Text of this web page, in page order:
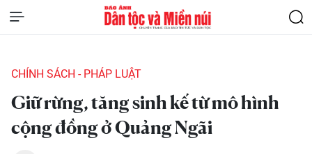
CHÍNH SÁCH - PHÁP LUẬT
Giữ rừng, tăng sinh kế từ mô hình
cộng đồng ở Quảng Ngãi